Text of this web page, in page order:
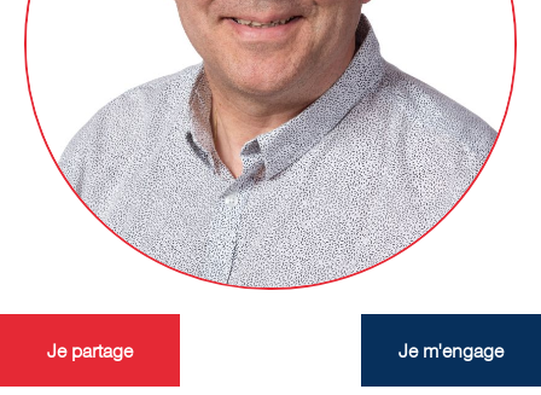
Je partage Je m'engage